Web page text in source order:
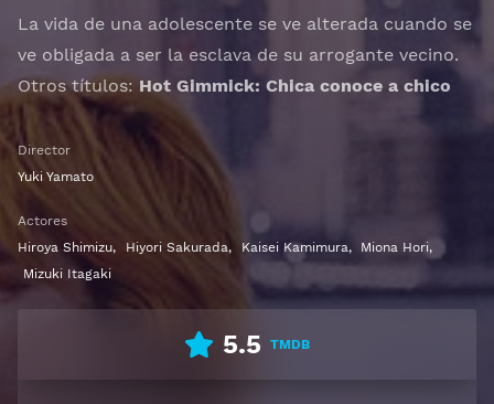
La vida de una adolescente se ve alterada cuando se
ve obligada a ser la esclava de su arrogante vecino.
Otros títulos:Hot Gimmick: Chica conoce a chico
Ver ホットギミック ガールミーツボーイ Gratis HD
1080p 720p | Idioma español latino, subtitulado,
castellano
Director
Yuki Yamato
Actores
Hiroya Shimizu, Hiyori Sakurada, Kaisei Kamimura, Miona Hori,
Mizuki Itagaki
5.5 TMDB